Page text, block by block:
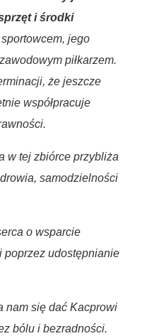
i środki
jego
piłkarzem.
że jeszcze
współpracuje
w tej zbiórce przybliża
samodzielności
o wsparcie
poprzez udostępnianie
nam się dać Kacprowi
bólu i bezradności.